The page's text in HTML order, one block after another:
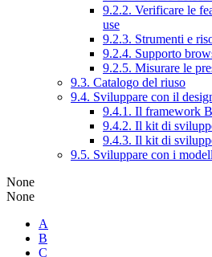
9.2.2. Verificare le
use
9.2.3. Strumenti e
9.2.4. Supporto
9.2.5. Misurare le
9.3. Catalogo del riuso
9.4. Sviluppare con il
9.4.1. Il framework
9.4.2. Il kit di
9.4.3. Il kit di
9.5. Sviluppare con i
None
None
A
B
C